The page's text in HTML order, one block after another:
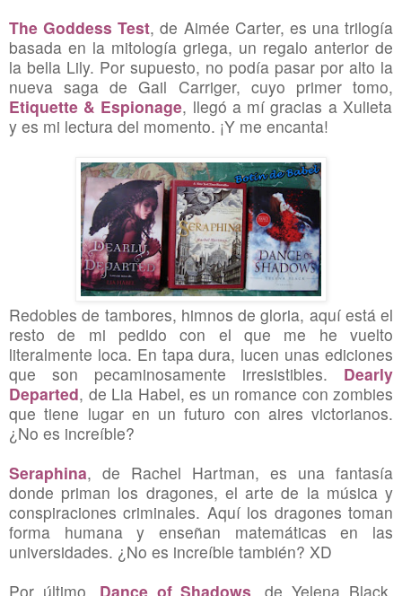
The Goddess Test, de Aimée Carter, es una trilogía
basada en la mitología griega, un regalo anterior de
la bella Lily. Por supuesto, no podía pasar por alto la
nueva saga de Gail Carriger, cuyo primer tomo,
Etiquette & Espionage, llegó a mí gracias a Xulieta
y es mi lectura del momento. ¡Y me encanta!
Redobles de tambores, himnos de gloria, aquí está el
resto de mi pedido con el que me he vuelto
literalmente loca. En tapa dura, lucen unas ediciones
que son pecaminosamente irresistibles. Dearly
Departed, de Lia Habel, es un romance con zombies
que tiene lugar en un futuro con aires victorianos.
¿No es increíble?
Seraphina, de Rachel Hartman, es una fantasía
donde priman los dragones, el arte de la música y
conspiraciones criminales. Aquí los dragones toman
forma humana y enseñan matemáticas en las
universidades. ¿No es increíble también? XD
Por último, Dance of Shadows , de Yelena Black,